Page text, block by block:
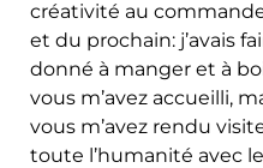
créativité au
et du prochain: j’avais
donné à manger et à
vous m’avez accueilli,
vous m’avez rendu
toute l’humanité avec